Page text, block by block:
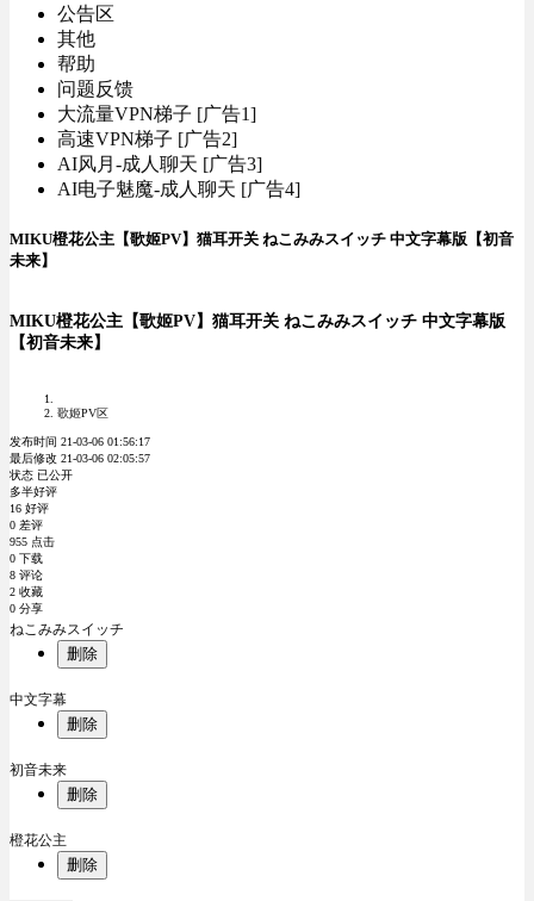
公告区
其他
帮助
问题反馈
大流量VPN梯子 [广告1]
高速VPN梯子 [广告2]
AI风月-成人聊天 [广告3]
AI电子魅魔-成人聊天 [广告4]
MIKU橙花公主【歌姬PV】猫耳开关 ねこみみスイッチ 中文字幕版【初音
未来】
MIKU橙花公主【歌姬PV】猫耳开关 ねこみみスイッチ 中文字幕版
【初音未来】
歌姬PV区
发布时间 21-03-06 01:56:17
最后修改 21-03-06 02:05:57
状态 已公开
多半好评
16 好评
0 差评
955 点击
0 下载
8 评论
2 收藏
0 分享
ねこみみスイッチ
删除
中文字幕
删除
初音未来
删除
橙花公主
删除